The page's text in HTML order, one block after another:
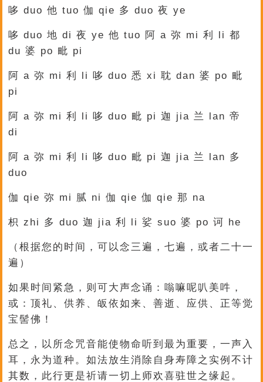
哆 duo 他 tuo 伽 qie 多 duo 夜 ye
哆 duo 地 di 夜 ye 他 tuo 阿 a 弥 mi 利 li 都
du 婆 po 毗 pi
阿 a 弥 mi 利 li 哆 duo 悉 xi 耽 dan 婆 po 毗
pi
阿 a 弥 mi 利 li 哆 duo 毗 pi 迦 jia 兰 lan 帝
di
阿 a 弥 mi 利 li 哆 duo 毗 pi 迦 jia 兰 lan 多
duo
伽 qie 弥 mi 腻 ni 伽 qie 伽 qie 那 na
枳 zhi 多 duo 迦 jia 利 li 娑 suo 婆 po 诃 he
（根据您的时间，可以念三遍，七遍，或者二十一
遍）
如果时间紧急，则可大声念诵：嗡嘛呢叭美吽，
或：顶礼、供养、皈依如来、善逝、应供、正等觉
宝髻佛！
总之，以所念咒音能使物命听到最为重要，一声入
耳，永为道种。如法放生消除自身寿障之实例不计
其数，此行更是祈请一切上师欢喜驻世之缘起。